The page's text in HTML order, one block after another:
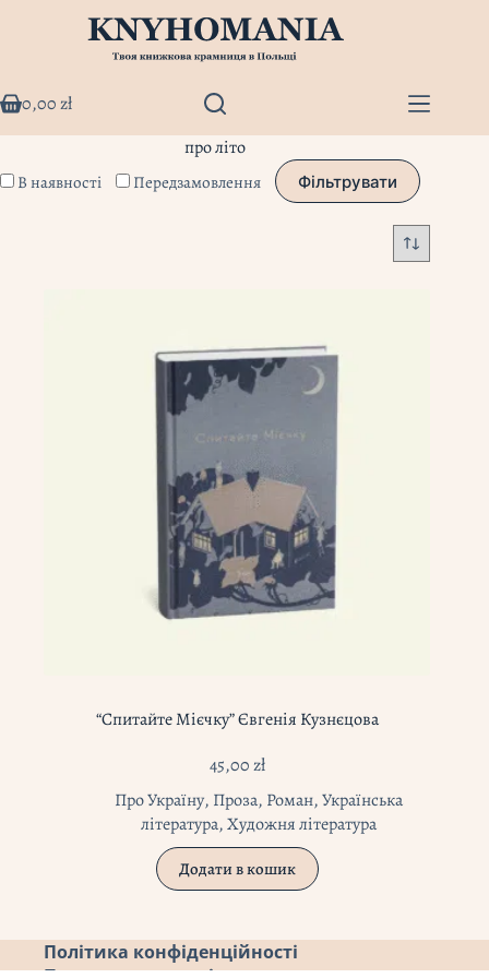
Кошик
0,00zł
про літо
В наявності Передзамовлення Фільтрувати
“Спитайте Мієчку” Євгенія Кузнєцова
45,00zł
Про Україну, Проза, Роман,Українська
література,Художня література
Додати в кошик
Політика конфіденційності